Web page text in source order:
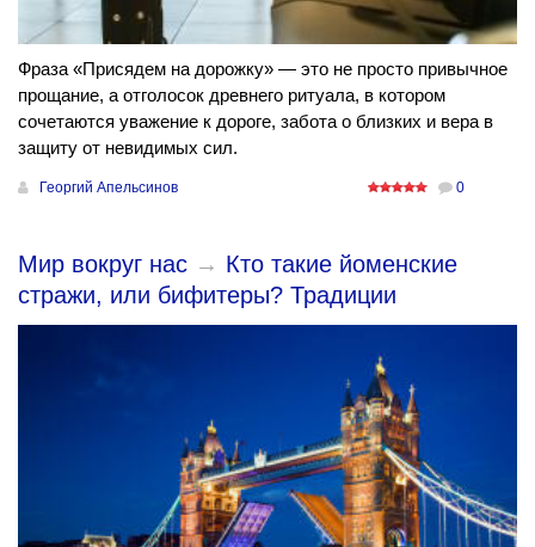
Фраза «Присядем на дорожку» — это не просто привычное
прощание, а отголосок древнего ритуала, в котором
сочетаются уважение к дороге, забота о близких и вера в
защиту от невидимых сил.
Георгий Апельсинов 0
Мир вокруг нас → Кто такие йоменские
стражи, или бифитеры? Традиции